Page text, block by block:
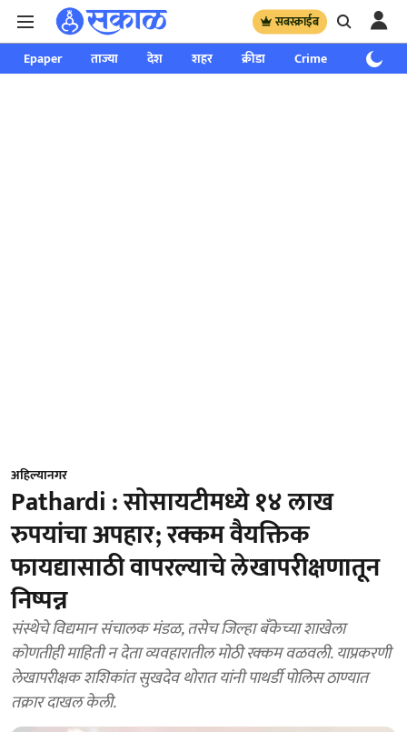
सबस्क्राईब
Epaper ताज्या देश शहर क्रीडा Crime साप्ताहिक
अहिल्यानगर
Pathardi : सोसायटीमध्ये १४ लाख
रुपयांचा अपहार; रक्कम वैयक्तिक
फायद्यासाठी वापरल्याचे लेखापरीक्षणातून
निष्पन्न
संस्थेचे विद्यमान संचालक मंडळ, तसेच जिल्हा बँकेच्या शाखेला
कोणतीही माहिती न देता व्यवहारातील मोठी रक्कम वळवली. याप्रकरणी
लेखापरीक्षक शशिकांत सुखदेव थोरात यांनी पाथर्डी पोलिस ठाण्यात
तक्रार दाखल केली.